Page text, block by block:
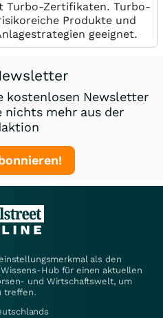
Turbo-Zertifikaten. Turbo-
Produkte und
geeignet.
kostenlosen Newsletter
nichts mehr aus der
als den
Hub für einen aktuellen
und Wirtschaftswelt, um
treffen.